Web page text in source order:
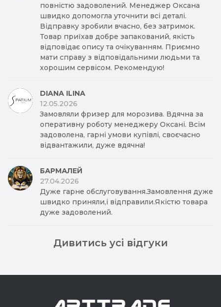
повністю задоволений. Менеджер Оксана
швидко допомогла уточнити всі деталі.
Відправку зробили вчасно, без затримок.
Товар приїхав добре запакований, якість
відповідає опису та очікуванням. Приємно
мати справу з відповідальними людьми та
хорошим сервісом. Рекомендую!
DIANA ILINA
12.05.2026
Замовляли фризер для морозива. Вдячна за
оперативну роботу менеджеру Оксані. Всім
задоволена, гарні умови купівлі, своєчасно
відвантажили, дуже вдячна!
БАРМАЛЕЙ
27.04.2026
Дуже гарне обслуговування.Замовлення дуже
швидко приняли,і відправили.Якістю товара
дуже задоволений.
Дивитись усі відгуки